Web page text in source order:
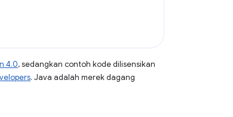
4.0, sedangkan contoh kode dilisensikan
. Java adalah merek dagang